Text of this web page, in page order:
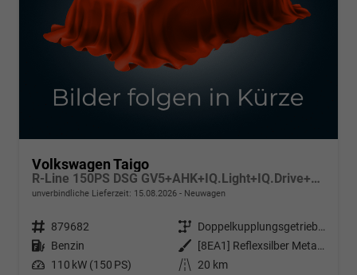
Volkswagen Taigo
R-Line 150PS DSG GV5+AHK+IQ.Light+IQ.Drive+ACC+Kamera+Black+Kessy+Sitzheiz
unverbindliche Lieferzeit: 15.08.2026 Neuwagen
Fahrzeugnr. 879682 Getriebe
Doppelkupplungsgetriebe (DSG)
Kraftstoff Benzin Außenfarbe
[8EA1] Reflexsilber Metallic / Dach Schwarz
Leistung 110 kW (150 PS) Kilometerstand 20 km